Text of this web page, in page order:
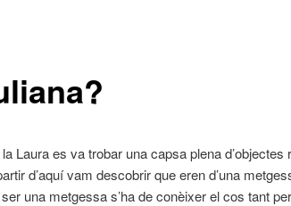
Laura es va trobar una capsa plena d’objectes
d’aquí vam descobrir que eren d’una
una metgessa s’ha de conèixer el cos tant